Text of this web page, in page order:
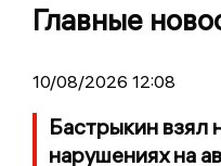
Главные
10/08/2026 12:08
Бастрыкин взял
нарушениях на